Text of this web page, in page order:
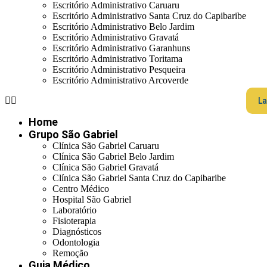
Escritório Administrativo Caruaru
Escritório Administrativo Santa Cruz do Capibaribe
Escritório Administrativo Belo Jardim
Escritório Administrativo Gravatá
Escritório Administrativo Garanhuns
Escritório Administrativo Toritama
Escritório Administrativo Pesqueira
Escritório Administrativo Arcoverde
Home
Grupo São Gabriel
Clínica São Gabriel Caruaru
Clínica São Gabriel Belo Jardim
Clínica São Gabriel Gravatá
Clínica São Gabriel Santa Cruz do Capibaribe
Centro Médico
Hospital São Gabriel
Laboratório
Fisioterapia
Diagnósticos
Odontologia
Remoção